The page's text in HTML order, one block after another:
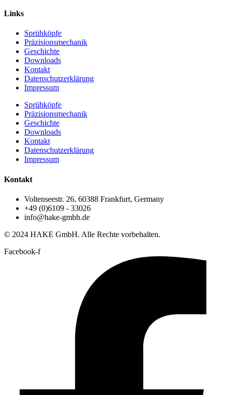
Links
Sprühköpfe
Präzisionsmechanik
Geschichte
Downloads
Kontakt
Datenschutzerklärung
Impressum
Sprühköpfe
Präzisionsmechanik
Geschichte
Downloads
Kontakt
Datenschutzerklärung
Impressum
Kontakt
Voltenseestr. 26, 60388 Frankfurt, Germany
+49 (0)6109 - 33026
info@hake-gmbh.de
© 2024 HAKE GmbH. Alle Rechte vorbehalten.
Facebook-f